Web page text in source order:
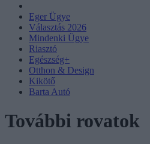
Eger Ügye
Választás 2026
Mindenki Ügye
Riasztó
Egészség+
Otthon & Design
Kikötő
Barta Autó
További rovatok